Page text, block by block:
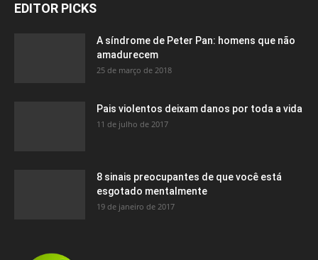
EDITOR PICKS
A síndrome de Peter Pan: homens que não
amadurecem
25 de março de 2018
Pais violentos deixam danos por toda a vida
11 de julho de 2017
8 sinais preocupantes de que você está
esgotado mentalmente
19 de janeiro de 2017